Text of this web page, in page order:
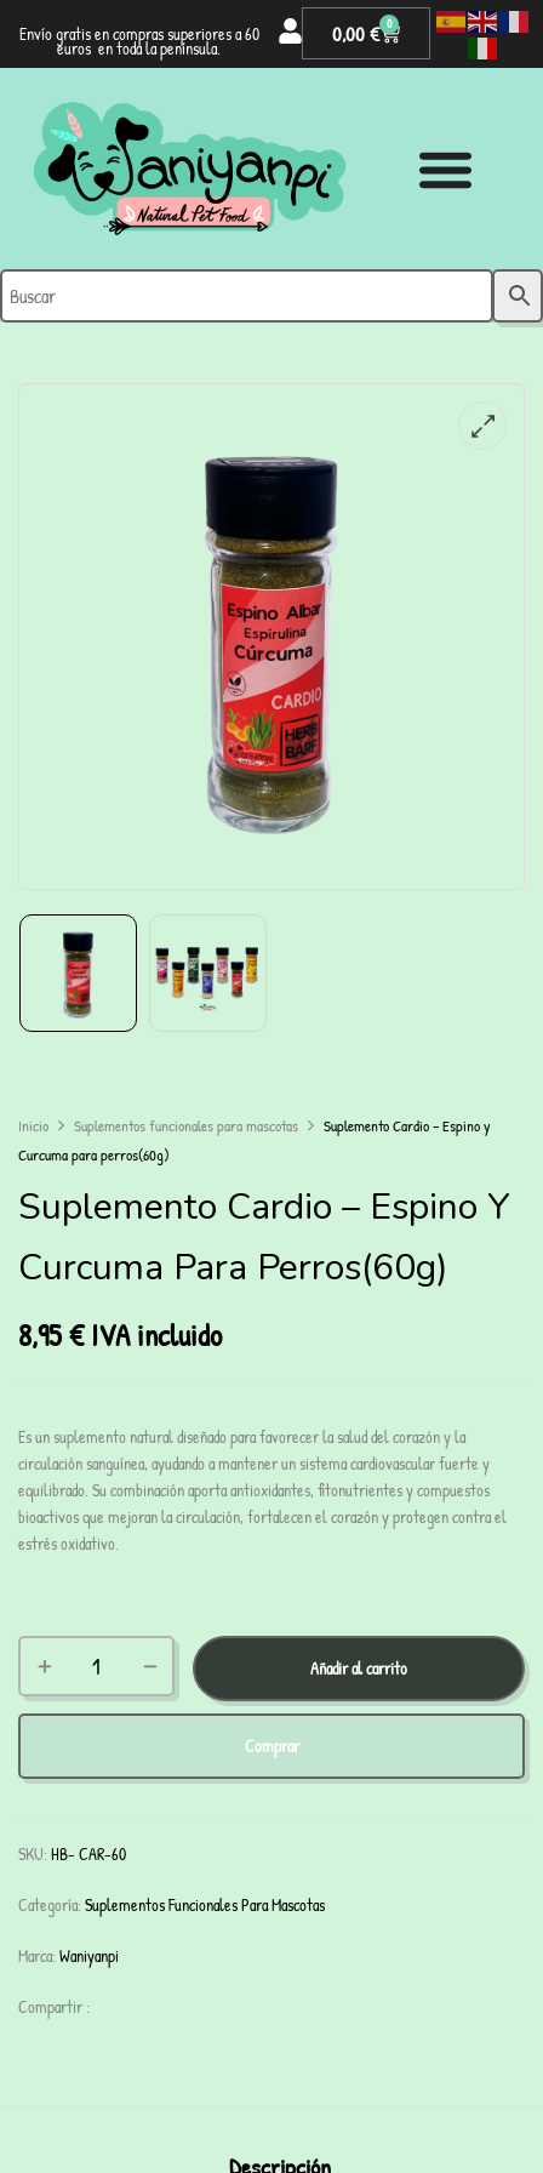
Envío gratis en compras superiores a 60
euros en toda la península.
0,00€ 0
Inicio Suplementos funcionales para mascotas
Suplemento Cardio – Espino y
Curcuma para perros(60g)
Suplemento Cardio – Espino Y
Curcuma Para Perros(60g)
8,95€IVA incluido
Es un suplemento natural diseñado para favorecer la salud del corazón y la
circulación sanguínea, ayudando a mantener un sistema cardiovascular fuerte y
equilibrado. Su combinación aporta antioxidantes, fitonutrientes y compuestos
bioactivos que mejoran la circulación, fortalecen el corazón y protegen contra el
estrés oxidativo.
Añadir al carrito
Comprar
SKU: HB- CAR-60
Categoría: Suplementos Funcionales Para Mascotas
Marca: Waniyanpi
Compartir :
Descripción